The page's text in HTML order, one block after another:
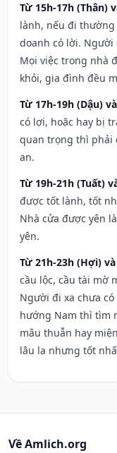
Từ 15h-17h (Thân)
lành, nếu đi thường
doanh có lời. Người
Mọi việc trong nhà
khỏi, gia đình đều
Từ 17h-19h (Dậu)
có lợi, hoặc hay bị
quan trọng thì phải
an.
Từ 19h-21h (Tuất)
được tốt lành, tốt
Nhà cửa được yên
yên.
Từ 21h-23h (Hợi)
cầu lộc, cầu tài mờ
Người đi xa chưa
hướng Nam thì tìm
mâu thuẫn hay
lâu la nhưng tốt
Về Amlich.org